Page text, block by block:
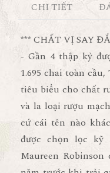
CHI TIẾT
*** CHẤT VỊ SAY
- Gần 4 thập kỷ
1.695 chai toàn
tiêu biểu cho chất
và la loại rượu
cứ cái tên nào
được chọn lọc
Maureen